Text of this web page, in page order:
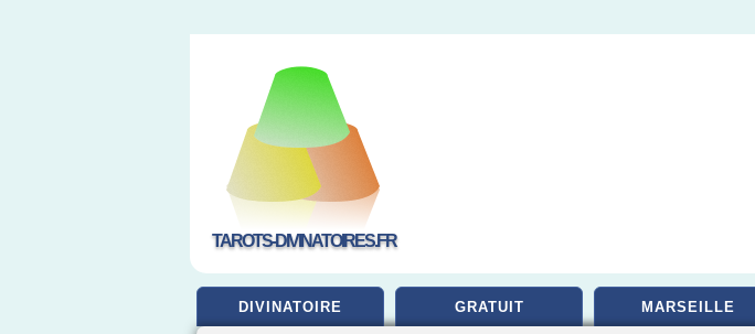
TAROTS-DIVINATOIRES.FR
DIVINATOIRE GRATUIT MARSEILLE